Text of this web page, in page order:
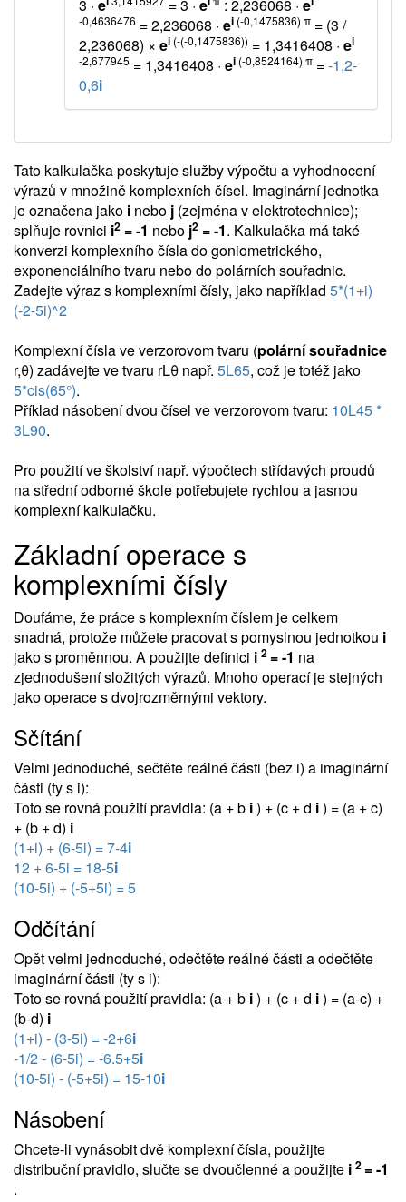
3 · e = 3 · e : 2,236068 · e
-0,4636476 = 2,236068 · ei (-0,1475836) π = (3 /
2,236068) × ei (-(-0,1475836)) = 1,3416408 · ei
-2,677945 = 1,3416408 · ei (-0,8524164) π =-1,2-
0,6i
Tato kalkulačka poskytuje služby výpočtu a vyhodnocení
výrazů v množině komplexních čísel. Imaginární jednotka
je označena jako i nebo j (zejména v elektrotechnice);
splňuje rovnici i2 = -1 nebo j2 = -1. Kalkulačka má také
konverzi komplexního čísla do goniometrického,
exponenciálního tvaru nebo do polárních souřadnic.
Zadejte výraz s komplexními čísly, jako například 5*(1+i)
(-2-5i)^2
Komplexní čísla ve verzorovom tvaru (polární souřadnice
r,θ) zadávejte ve tvaru rLθ např. 5L65, což je totéž jako
5*cis(65°).
Příklad násobení dvou čísel ve verzorovom tvaru: 10L45 *
3L90.
Pro použití ve školství např. výpočtech střídavých proudů
na střední odborné škole potřebujete rychlou a jasnou
komplexní kalkulačku.
Základní operace s
komplexními čísly
Doufáme, že práce s komplexním číslem je celkem
snadná, protože můžete pracovat s pomyslnou jednotkou i
jako s proměnnou. A použijte definici i 2 = -1 na
zjednodušení složitých výrazů. Mnoho operací je stejných
jako operace s dvojrozměrnými vektory.
Sčítání
Velmi jednoduché, sečtěte reálné části (bez i) a imaginární
části (ty s i):
Toto se rovná použití pravidla: (a + b i) + (c + d i) = (a + c)
+ (b + d) i
(1+i) + (6-5i) = 7-4i
12 + 6-5i = 18-5i
(10-5i) + (-5+5i) = 5
Odčítání
Opět velmi jednoduché, odečtěte reálné části a odečtěte
imaginární části (ty s i):
Toto se rovná použití pravidla: (a + b i) + (c + d i) = (a-c) +
(b-d) i
(1+i) - (3-5i) = -2+6i
-1/2 - (6-5i) = -6.5+5i
(10-5i) - (-5+5i) = 15-10i
Násobení
Chcete-li vynásobit dvě komplexní čísla, použijte
distribuční pravidlo, slučte se dvoučlenné a použijte i 2 = -1
.